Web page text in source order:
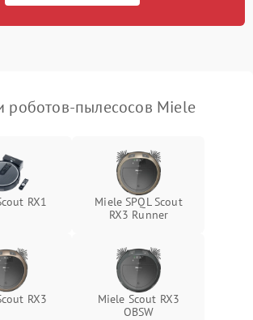
роботов-пылесосов Miele
RX1
Miele SPQL Scout
RX3 Runner
RX3
Miele Scout RX3
OBSW